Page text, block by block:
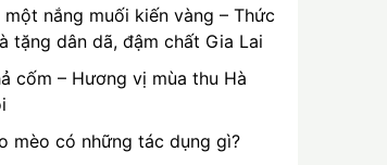
một nắng muối kiến vàng – Thức
tặng dân dã, đậm chất Gia Lai
cốm – Hương vị mùa thu Hà
mèo có những tác dụng gì?